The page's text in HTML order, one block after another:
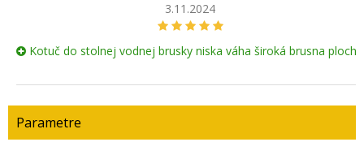
3.11.2024
Kotuč do stolnej vodnej brusky niska váha široká brusna plocha
Parametre